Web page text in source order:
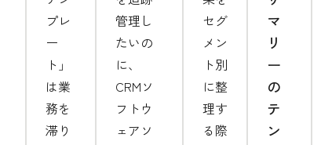
プレ
ー
ト」
は業
務を
滞り
管理し
たいの
に、
CRMソ
フトウ
ェアソ
セグ
メン
ト別
に整
理す
る際
マ
リ
ー
の
テ
ン